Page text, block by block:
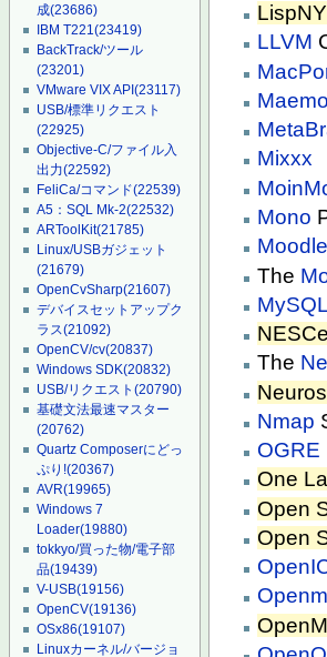
成(23686)
IBM T221(23419)
BackTrack/ツール
(23201)
VMware VIX API(23117)
USB/標準リクエスト
(22925)
Objective-C/ファイル入
出力(22592)
FeliCa/コマンド(22539)
A5：SQL Mk-2(22532)
ARToolKit(21785)
Linux/USBガジェット
(21679)
OpenCvSharp(21607)
デバイスセットアップク
ラス(21092)
OpenCV/cv(20837)
Windows SDK(20832)
USB/リクエスト(20790)
基礎文法最速マスター
(20762)
Quartz Composerにどっ
ぷり!(20367)
AVR(19965)
Windows 7
Loader(19880)
tokkyo/買った物/電子部
品(19439)
V-USB(19156)
OpenCV(19136)
OSx86(19107)
Linuxカーネル/バージョ
LLVM
Maemo
Mixxx
Mono
Moodle
The
MySQL
The
Nmap
OGRE
One
Open
Open